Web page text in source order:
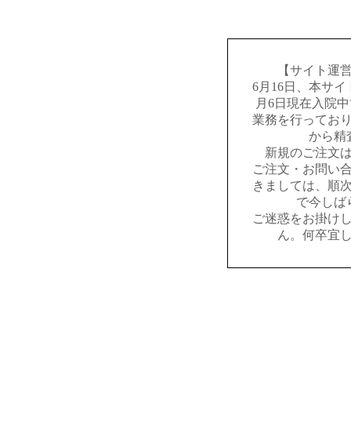
【サイト運
6月16日、本サ
月6日現在入院
業務を行ってお
から精
新規のご注文
ご注文・お問い
きましては、順
で今しば
ご迷惑をお掛け
ん。何卒宜